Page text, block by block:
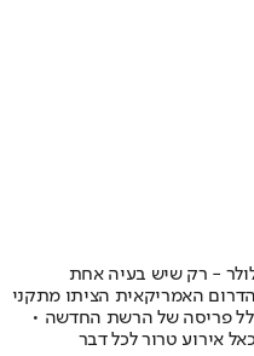
- רק שיש בעיה אחת
האמריקאית הציתו מתקני
פריסה של הרשת החדשה •
אירוע טרור לכל דבר